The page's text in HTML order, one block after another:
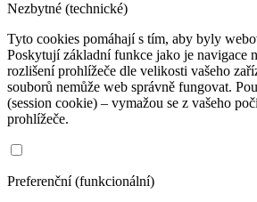
Nezbytné (technické)
Tyto cookies pomáhají s tím, aby byly
Poskytují základní funkce jako je navigace
rozlišení prohlížeče dle velikosti vašeho
souborů nemůže web správně fungovat.
(session cookie) – vymažou se z vašeho
prohlížeče.
Preferenční (funkcionální)